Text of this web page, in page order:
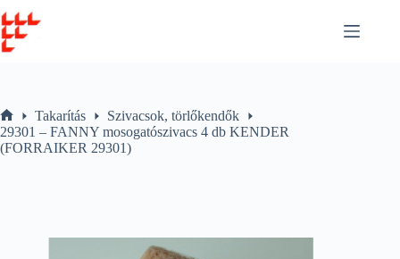
to
content
Home
Takarítás
Szivacsok, törlőkendők
29301 – FANNY mosogatószivacs 4 db KENDER
(FORRAIKER 29301)